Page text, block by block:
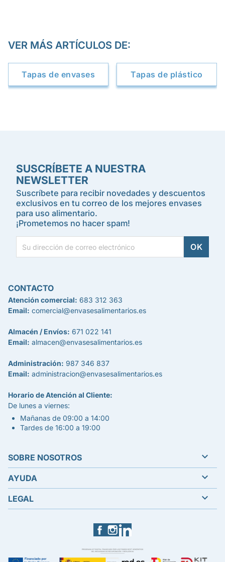
VER MÁS ARTÍCULOS DE:
Tapas de envases Tapas de plástico
SUSCRÍBETE A NUESTRA
NEWSLETTER
Suscríbete para recibir novedades y descuentos
exclusivos en tu correo de los mejores envases
para uso alimentario.
¡Prometemos no hacer spam!
Facebook
CONTACTO
Atención comercial: 683 312 363
Email: comercial@envasesalimentarios.es
Almacén / Envíos: 671 022 141
Email: almacen@envasesalimentarios.es
Administración: 987 346 837
Email: administracion@envasesalimentarios.es
Horario de Atención al Cliente:
De lunes a viernes:
Mañanas de 09:00 a 14:00
Tardes de 16:00 a 19:00
SOBRE NOSOTROS 
AYUDA 
LEGAL 